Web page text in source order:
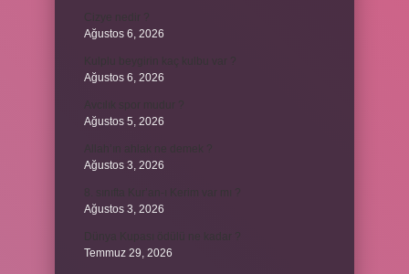
Ağustos 6, 2026
Ağustos 6, 2026
Ağustos 5, 2026
Ağustos 3, 2026
Ağustos 3, 2026
Temmuz 29, 2026